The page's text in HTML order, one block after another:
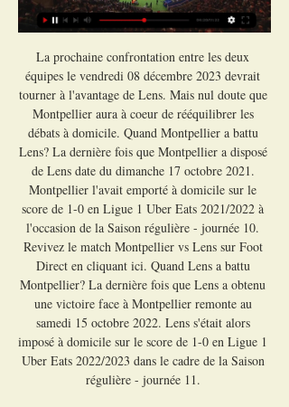
La prochaine confrontation entre les deux
équipes le vendredi 08 décembre 2023 devrait
tourner à l'avantage de Lens. Mais nul doute que
Montpellier aura à coeur de rééquilibrer les
débats à domicile. Quand Montpellier a battu
Lens? La dernière fois que Montpellier a disposé
de Lens date du dimanche 17 octobre 2021.
Montpellier l'avait emporté à domicile sur le
score de 1-0 en Ligue 1 Uber Eats 2021/2022 à
l'occasion de la Saison régulière - journée 10.
Revivez le match Montpellier vs Lens sur Foot
Direct en cliquant ici. Quand Lens a battu
Montpellier? La dernière fois que Lens a obtenu
une victoire face à Montpellier remonte au
samedi 15 octobre 2022. Lens s'était alors
imposé à domicile sur le score de 1-0 en Ligue 1
Uber Eats 2022/2023 dans le cadre de la Saison
régulière - journée 11.